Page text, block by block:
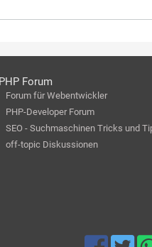
Forum
Forum für Webentwickler
PHP-Developer Forum
SEO - Suchmaschinen Tricks und
off-topic Diskussionen